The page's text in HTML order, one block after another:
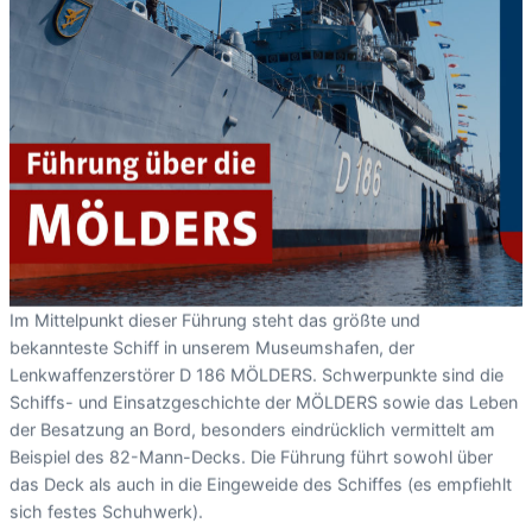
Im Mittelpunkt dieser Führung steht das größte und
bekannteste Schiff in unserem Museumshafen, der
Lenkwaffenzerstörer D 186 MÖLDERS. Schwerpunkte sind die
Schiffs- und Einsatzgeschichte der MÖLDERS sowie das Leben
der Besatzung an Bord, besonders eindrücklich vermittelt am
Beispiel des 82-Mann-Decks. Die Führung führt sowohl über
das Deck als auch in die Eingeweide des Schiffes (es empfiehlt
sich festes Schuhwerk).